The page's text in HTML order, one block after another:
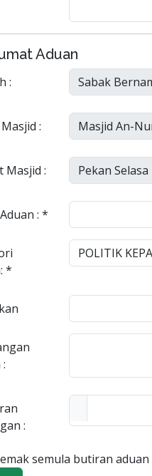
Aduan
:
:
Masjid :
: *
*
:
semula butiran